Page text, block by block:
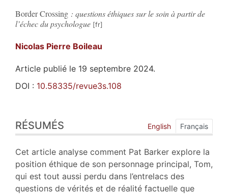
Border Crossing : questions éthiques sur le soin à partir de
l’échec du psychologue
Nicolas Pierre Boileau
Article publié le 19 septembre 2024.
DOI : 10.58335/revue3s.108
Index
Plan
Texte
Bibliographie
Notes
Citer cet article
RÉSUMÉS English Français
Cet article analyse comment Pat Barker explore la
position éthique de son personnage principal, Tom,
qui est tout aussi perdu dans l’entrelacs des
questions de vérités et de réalité factuelle que